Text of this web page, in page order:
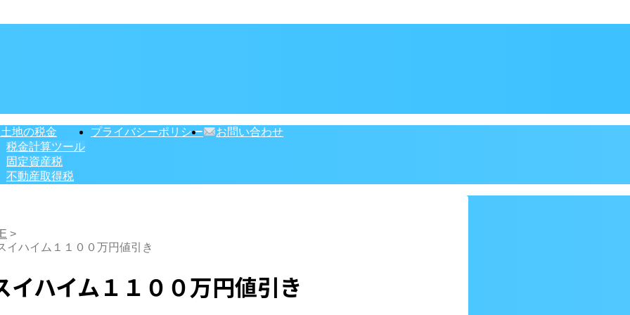
地の税金
税金計算ツール
固定資産税
不動産取得税
プライバシーポリシー お問い合わせ
>
イハイム１１００万円値引き
イハイム１１００万円値引き